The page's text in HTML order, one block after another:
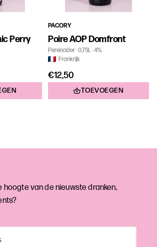
Perry
PACORY
Poire AOP Domfront
Perencider 0,75L 4%
Frankrijk
€12,50
TOEVOEGEN
hoogte van de nieuwste dranken,